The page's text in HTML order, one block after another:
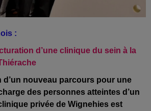
:
d’une clinique du sein à la
d’un nouveau parcours pour une
des personnes atteintes d’un
privée de Wignehies est